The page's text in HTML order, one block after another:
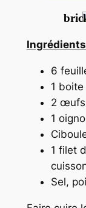
6
1
2 œufs
1
1 filet
Sel,